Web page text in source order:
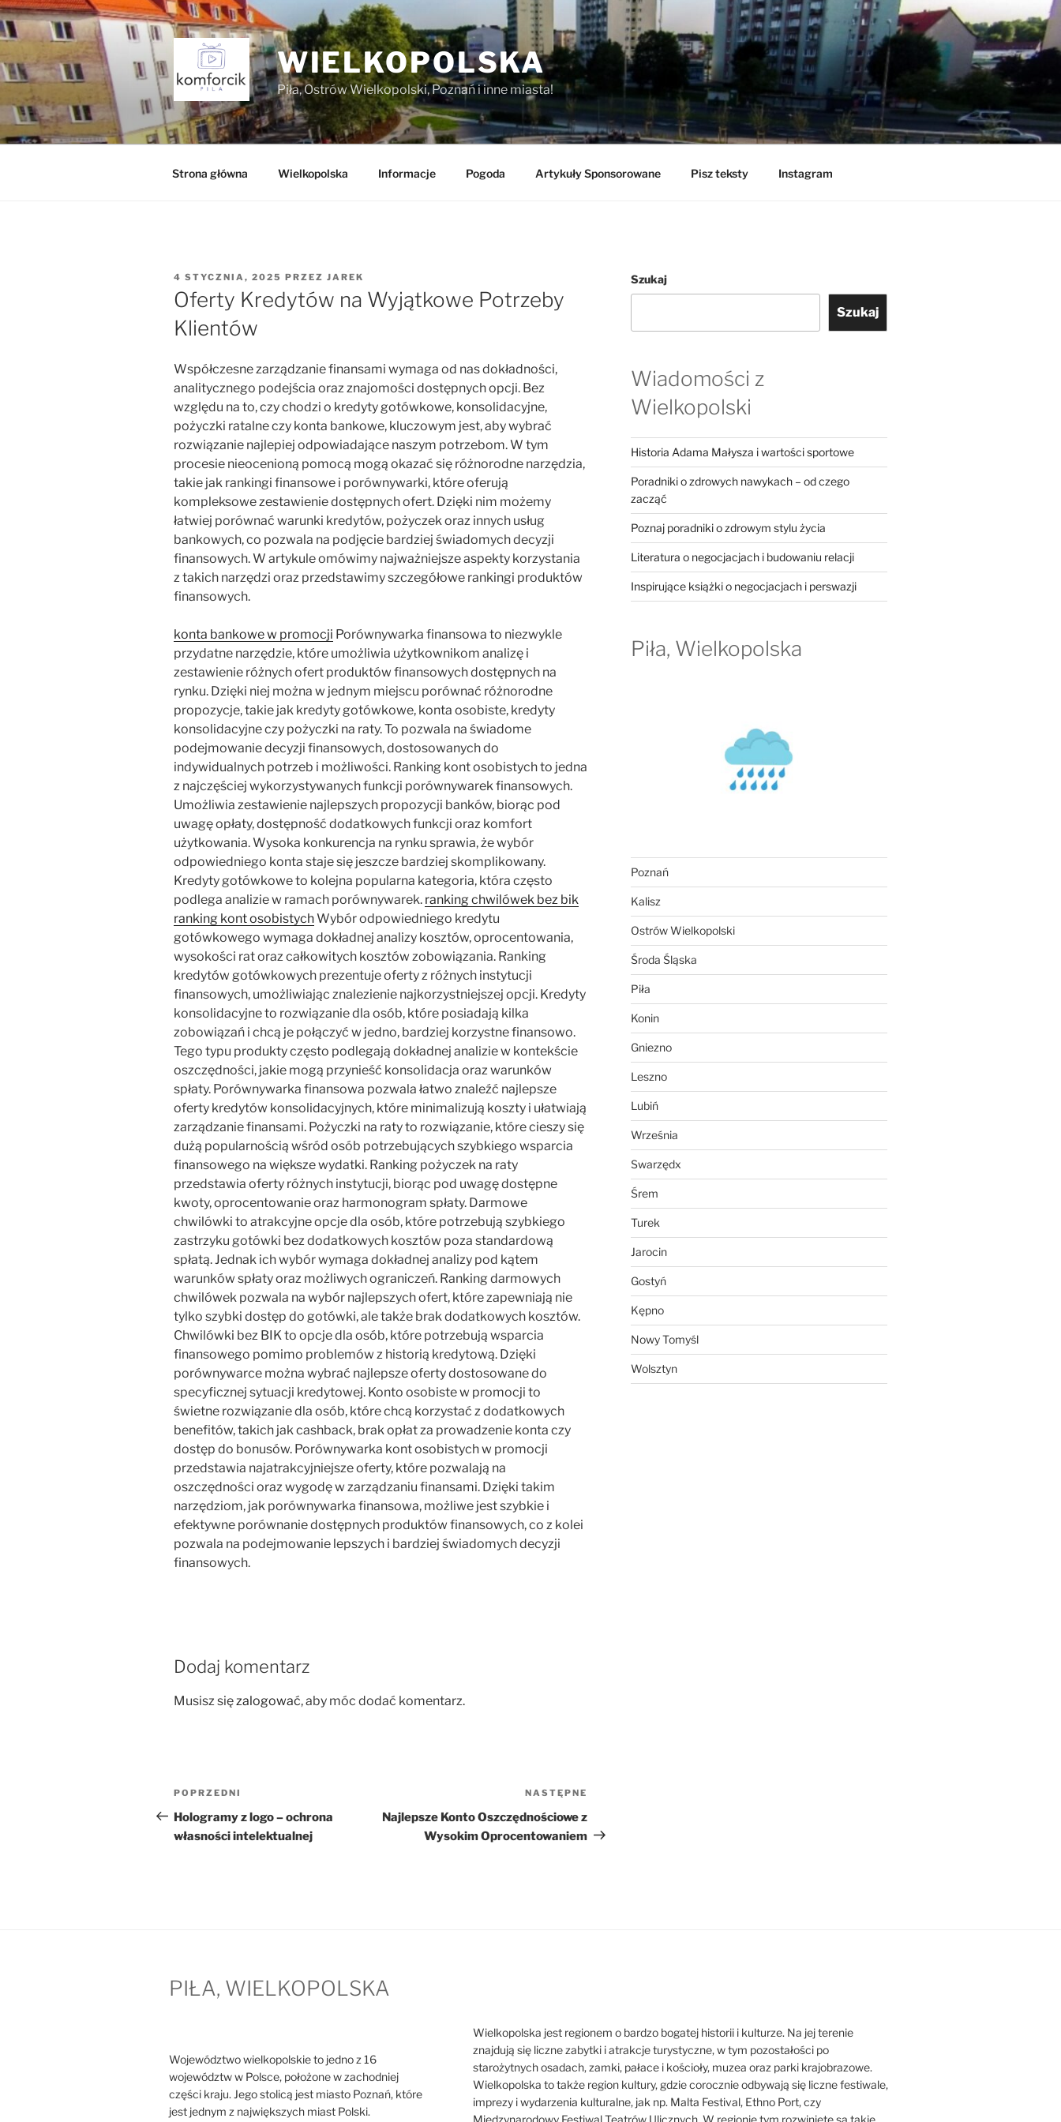
Przejdź
do
treści
WIELKOPOLSKA
Piła, Ostrów Wielkopolski, Poznań i inne miasta!
Strona główna Wielkopolska Informacje Pogoda Artykuły Sponsorowane Pisz teksty Instagram
OPUBLIKOWANE
W
4 STYCZNIA, 2025 PRZEZ JAREK
Oferty Kredytów na Wyjątkowe Potrzeby
Klientów
Współczesne zarządzanie finansami wymaga od nas dokładności,
analitycznego podejścia oraz znajomości dostępnych opcji. Bez
względu na to, czy chodzi o kredyty gotówkowe, konsolidacyjne,
pożyczki ratalne czy konta bankowe, kluczowym jest, aby wybrać
rozwiązanie najlepiej odpowiadające naszym potrzebom. W tym
procesie nieocenioną pomocą mogą okazać się różnorodne narzędzia,
takie jak rankingi finansowe i porównywarki, które oferują
kompleksowe zestawienie dostępnych ofert. Dzięki nim możemy
łatwiej porównać warunki kredytów, pożyczek oraz innych usług
bankowych, co pozwala na podjęcie bardziej świadomych decyzji
finansowych. W artykule omówimy najważniejsze aspekty korzystania
z takich narzędzi oraz przedstawimy szczegółowe rankingi produktów
finansowych.
konta bankowe w promocji Porównywarka finansowa to niezwykle
przydatne narzędzie, które umożliwia użytkownikom analizę i
zestawienie różnych ofert produktów finansowych dostępnych na
rynku. Dzięki niej można w jednym miejscu porównać różnorodne
propozycje, takie jak kredyty gotówkowe, konta osobiste, kredyty
konsolidacyjne czy pożyczki na raty. To pozwala na świadome
podejmowanie decyzji finansowych, dostosowanych do
indywidualnych potrzeb i możliwości. Ranking kont osobistych to jedna
z najczęściej wykorzystywanych funkcji porównywarek finansowych.
Umożliwia zestawienie najlepszych propozycji banków, biorąc pod
uwagę opłaty, dostępność dodatkowych funkcji oraz komfort
użytkowania. Wysoka konkurencja na rynku sprawia, że wybór
odpowiedniego konta staje się jeszcze bardziej skomplikowany.
Kredyty gotówkowe to kolejna popularna kategoria, która często
podlega analizie w ramach porównywarek. ranking chwilówek bez bik
ranking kont osobistychWybór odpowiedniego kredytu
gotówkowego wymaga dokładnej analizy kosztów, oprocentowania,
wysokości rat oraz całkowitych kosztów zobowiązania. Ranking
kredytów gotówkowych prezentuje oferty z różnych instytucji
finansowych, umożliwiając znalezienie najkorzystniejszej opcji. Kredyty
konsolidacyjne to rozwiązanie dla osób, które posiadają kilka
zobowiązań i chcą je połączyć w jedno, bardziej korzystne finansowo.
Tego typu produkty często podlegają dokładnej analizie w kontekście
oszczędności, jakie mogą przynieść konsolidacja oraz warunków
spłaty. Porównywarka finansowa pozwala łatwo znaleźć najlepsze
oferty kredytów konsolidacyjnych, które minimalizują koszty i ułatwiają
zarządzanie finansami. Pożyczki na raty to rozwiązanie, które cieszy się
dużą popularnością wśród osób potrzebujących szybkiego wsparcia
finansowego na większe wydatki. Ranking pożyczek na raty
przedstawia oferty różnych instytucji, biorąc pod uwagę dostępne
kwoty, oprocentowanie oraz harmonogram spłaty. Darmowe
chwilówki to atrakcyjne opcje dla osób, które potrzebują szybkiego
zastrzyku gotówki bez dodatkowych kosztów poza standardową
spłatą. Jednak ich wybór wymaga dokładnej analizy pod kątem
warunków spłaty oraz możliwych ograniczeń. Ranking darmowych
chwilówek pozwala na wybór najlepszych ofert, które zapewniają nie
tylko szybki dostęp do gotówki, ale także brak dodatkowych kosztów.
Chwilówki bez BIK to opcje dla osób, które potrzebują wsparcia
finansowego pomimo problemów z historią kredytową. Dzięki
porównywarce można wybrać najlepsze oferty dostosowane do
specyficznej sytuacji kredytowej. Konto osobiste w promocji to
świetne rozwiązanie dla osób, które chcą korzystać z dodatkowych
benefitów, takich jak cashback, brak opłat za prowadzenie konta czy
dostęp do bonusów. Porównywarka kont osobistych w promocji
przedstawia najatrakcyjniejsze oferty, które pozwalają na
oszczędności oraz wygodę w zarządzaniu finansami. Dzięki takim
narzędziom, jak porównywarka finansowa, możliwe jest szybkie i
efektywne porównanie dostępnych produktów finansowych, co z kolei
pozwala na podejmowanie lepszych i bardziej świadomych decyzji
finansowych.
Dodaj komentarz
Musisz sięzalogować, aby móc dodać komentarz.
Nawigacja
wpisu
Poprzedni
wpis
POPRZEDNI
Hologramy z logo – ochrona
własności intelektualnej
wpis
NASTĘPNE
Najlepsze Konto Oszczędnościowe z
Wysokim Oprocentowaniem
Szukaj
Szukaj
Wiadomości z
Wielkopolski
Historia Adama Małysza i wartości sportowe
Poradniki o zdrowych nawykach – od czego
zacząć
Poznaj poradniki o zdrowym stylu życia
Literatura o negocjacjach i budowaniu relacji
Inspirujące książki o negocjacjach i perswazji
Piła, Wielkopolska
Poznań
Kalisz
Ostrów Wielkopolski
Środa Śląska
Piła
Konin
Gniezno
Leszno
Lubiń
Września
Swarzędx
Śrem
Turek
Jarocin
Gostyń
Kępno
Nowy Tomyśl
Wolsztyn
PIŁA, WIELKOPOLSKA
Województwo wielkopolskie to jedno z 16
województw w Polsce, położone w zachodniej
części kraju. Jego stolicą jest miasto Poznań, które
jest jednym z największych miast Polski.
Wielkopolska jest regionem o bardzo bogatej historii i kulturze. Na jej terenie
znajdują się liczne zabytki i atrakcje turystyczne, w tym pozostałości po
starożytnych osadach, zamki, pałace i kościoły, muzea oraz parki krajobrazowe.
Wielkopolska to także region kultury, gdzie corocznie odbywają się liczne festiwale,
imprezy i wydarzenia kulturalne, jak np. Malta Festival, Ethno Port, czy
Międzynarodowy Festiwal Teatrów Ulicznych. W regionie tym rozwinięte są takie